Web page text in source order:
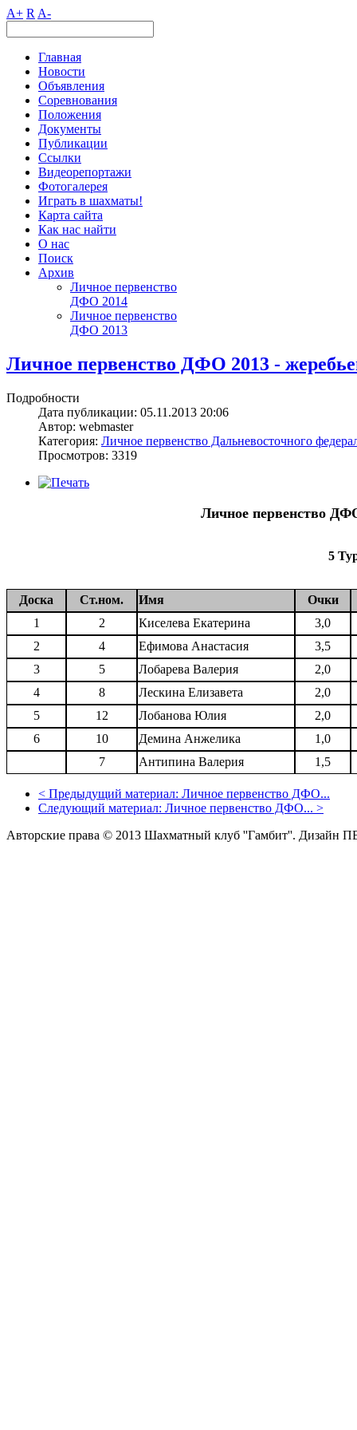
A+ R A-
Главная
Новости
Объявления
Соревнования
Положения
Документы
Публикации
Ссылки
Видеорепортажи
Фотогалерея
Играть в шахматы!
Карта сайта
Как нас найти
О нас
Поиск
Архив
Личное первенство
ДФО 2014
Личное первенство
ДФО 2013
Личное первенство ДФО 2013 -
Подробности
Дата публикации: 05.11.2013 20:06
Автор: webmaster
Категория: Личное первенство Дальневосточного
Просмотров: 3319
Личное первенство
5
Доска Ст.ном. Имя
Очки
1
2 Киселева Екатерина
3,0
2
4 Ефимова Анастасия
3,5
3
5 Лобарева Валерия
2,0
4
8 Лескина Елизавета
2,0
5
12 Лобанова Юлия
2,0
6
10 Демина Анжелика
1,0
7
Антипина Валерия 1,5
< Предыдущий материал: Личное первенство ДФО...
Следующий материал: Личное первенство ДФО... >
Авторские права © 2013 Шахматный клуб ''Гамбит''. Дизайн